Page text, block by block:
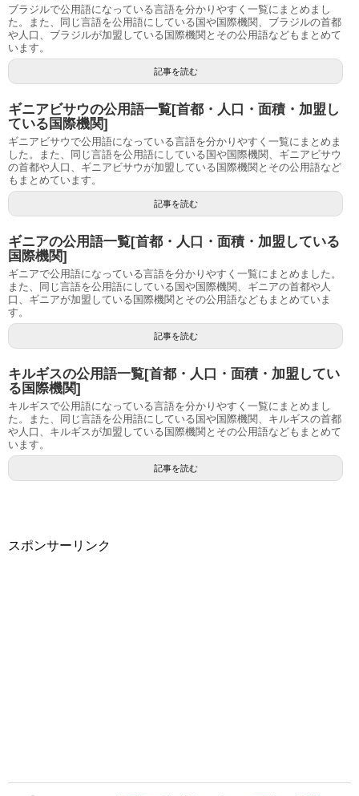
ブラジルで公用語になっている言語を分かりやすく一覧にまとめまし
た。また、同じ言語を公用語にしている国や国際機関、ブラジルの首都
や人口、ブラジルが加盟している国際機関とその公用語などもまとめて
います。
記事を読む
ギニアビサウの公用語一覧[首都・人口・面積・加盟し
ている国際機関]
ギニアビサウで公用語になっている言語を分かりやすく一覧にまとめま
した。また、同じ言語を公用語にしている国や国際機関、ギニアビサウ
の首都や人口、ギニアビサウが加盟している国際機関とその公用語など
もまとめています。
記事を読む
ギニアの公用語一覧[首都・人口・面積・加盟している
国際機関]
ギニアで公用語になっている言語を分かりやすく一覧にまとめました。
また、同じ言語を公用語にしている国や国際機関、ギニアの首都や人
口、ギニアが加盟している国際機関とその公用語などもまとめていま
す。
記事を読む
キルギスの公用語一覧[首都・人口・面積・加盟してい
る国際機関]
キルギスで公用語になっている言語を分かりやすく一覧にまとめまし
た。また、同じ言語を公用語にしている国や国際機関、キルギスの首都
や人口、キルギスが加盟している国際機関とその公用語などもまとめて
います。
記事を読む
スポンサーリンク